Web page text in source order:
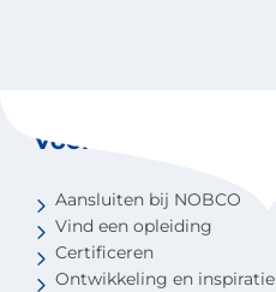
Voor coaches
Aansluiten bij NOBCO
Vind een opleiding
Certificeren
Ontwikkeling en inspiratie